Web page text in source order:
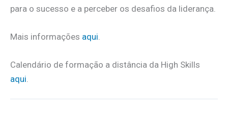
para o sucesso e a perceber os desafios da liderança.
Mais informações aqui
Calendário de formação a distância da High Skills
aqui